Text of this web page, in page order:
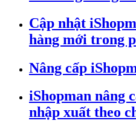
Cập nhật
hàng mới trong
Nâng cấp
iShopman nâng
nhập xuất theo